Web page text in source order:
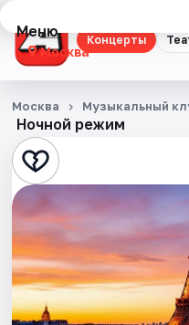
Концерты
Меню
Москва
Концерты
Театр
Стендап
Выставки
Квесты
Экскурсии
Ночной режим
Москва Музыкальный